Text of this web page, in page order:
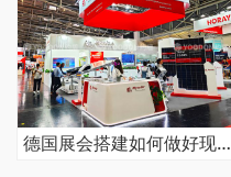
德国展会搭建如何做好现场效果